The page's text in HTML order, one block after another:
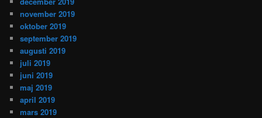
november 2019
oktober 2019
september 2019
augusti 2019
juli 2019
juni 2019
maj 2019
april 2019
mars 2019